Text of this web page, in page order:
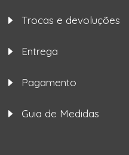
Trocas e devoluções
Entrega
Pagamento
Guia de Medidas